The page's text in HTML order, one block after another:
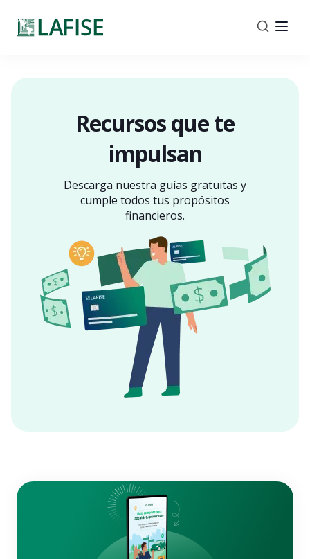
Recursos que te
impulsan
Descarga nuestra guías gratuitas y
cumple todos tus propósitos
financieros.